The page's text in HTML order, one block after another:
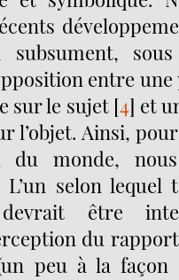
entre
sur le sujet[4] et
l’objet. Ainsi,
du monde,
selon
devrait être
du
peu à la façon